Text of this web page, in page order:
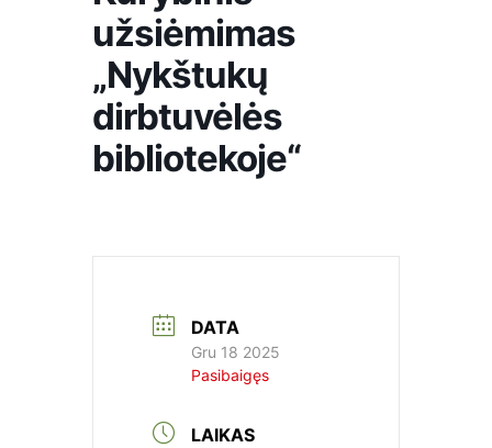
užsiėmimas
„Nykštukų
dirbtuvėlės
bibliotekoje“
DATA
Gru 18 2025
Pasibaigęs
LAIKAS